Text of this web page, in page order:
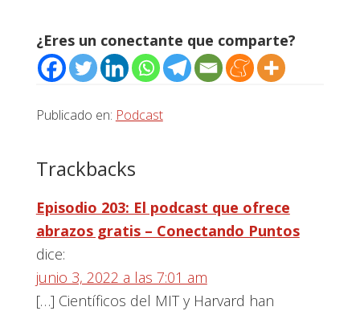
¿Eres un conectante que comparte?
Publicado en: Podcast
Interacciones
con
los
lectores
Trackbacks
Episodio 203: El podcast que ofrece
abrazos gratis – Conectando Puntos
dice:
junio 3, 2022 a las 7:01 am
[…] Científicos del MIT y Harvard han